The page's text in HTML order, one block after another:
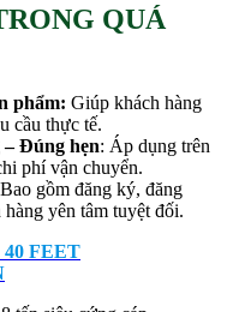
QUÁ
phẩm: Giúp khách hàng
cầu thực tế.
–Đúng hẹn: Áp dụng trên
phí vận chuyển.
gồm đăng ký, đăng
yên tâm tuyệt đối.
FEET